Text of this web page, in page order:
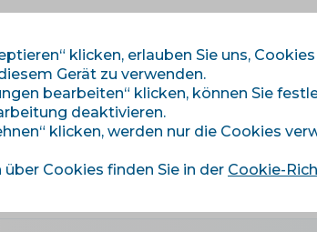
Wir beginnen
klicken, erlauben Sie uns,
Gerät zu verwenden.
bearbeiten“ klicken, können Sie
deaktivieren.
klicken, werden nur die Cookies
Cookies finden Sie in der Cookie-